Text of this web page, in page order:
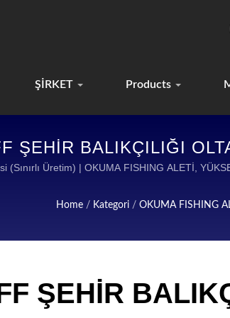
ŞİRKET Products
ŞEHİR BALIKÇILIĞI
ÇAPINDA
(Sınırlı Üretim) | OKUMA FISHING ALETİ,
Home / Kategori / OKUMA FISHING
ŞEHİR